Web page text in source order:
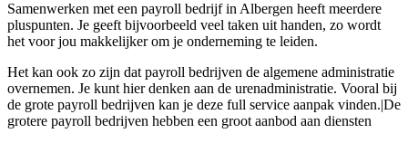
Samenwerken met een payroll bedrijf in Albergen heeft meerdere
pluspunten. Je geeft bijvoorbeeld veel taken uit handen, zo wordt
het voor jou makkelijker om je onderneming te leiden.
Het kan ook zo zijn dat payroll bedrijven de algemene administratie
overnemen. Je kunt hier denken aan de urenadministratie. Vooral bij
de grote payroll bedrijven kan je deze full service aanpak vinden.|De
grotere payroll bedrijven hebben een groot aanbod aan diensten